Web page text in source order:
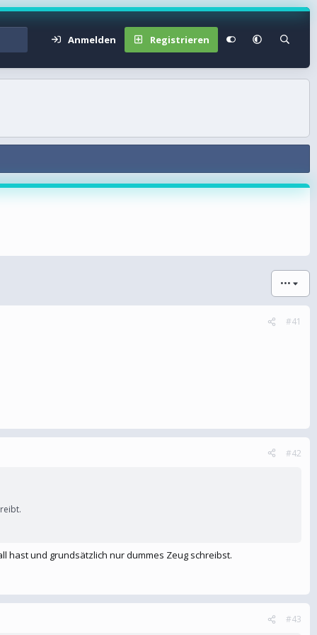
Anmelden Registrieren
•••
#41
#42
hast und grundsätzlich nur dummes Zeug schreibst.
#43